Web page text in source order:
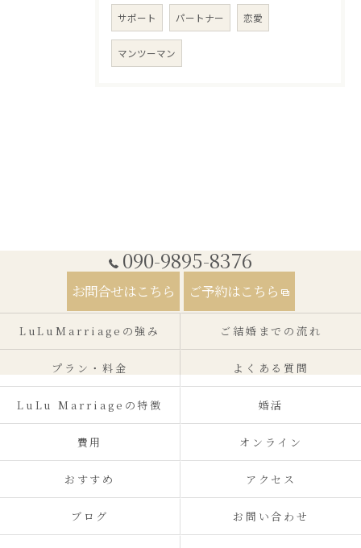
サポート パートナー 恋愛
マンツーマン
090-9895-8376
お問合せはこちら ご予約はこちら
LuLuMarriageの強み ご結婚までの流れ
プラン・料金 よくある質問
LuLu Marriageの特徴 婚活
費用 オンライン
おすすめ アクセス
ブログ お問い合わせ